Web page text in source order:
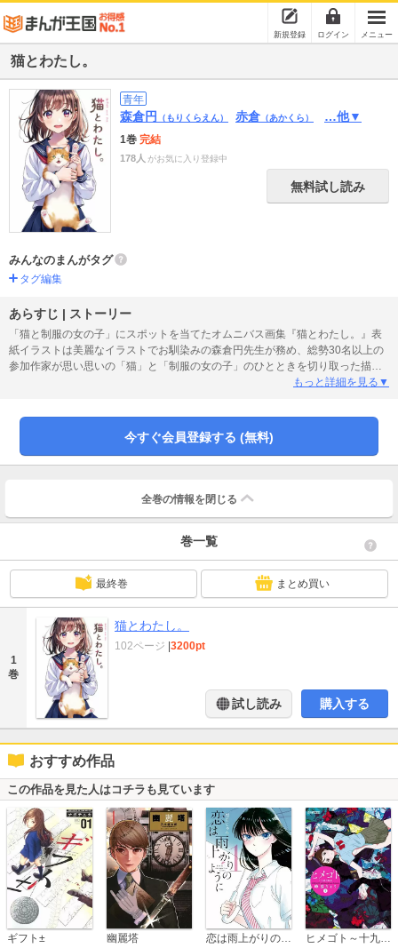
新規登録 ログイン メニュー
猫とわたし。
青年
森倉円 （もりくらえん） 赤倉 （あかくら） …他▼
1巻 完結
178人 がお気に入り登録中
無料試し読み
みんなのまんがタグ
タグ編集
あらすじ | ストーリー
「猫と制服の女の子」にスポットを当てたオムニバス画集『猫とわたし。』表
紙イラストは美麗なイラストでお馴染みの森倉円先生が務め、総勢30名以上の
参加作家が思い思いの「猫」と「制服の女の子」のひとときを切り取った描き
下ろしイラストを多数収録。また2名の作家によるショートコミックも収録した
もっと詳細を見る▼
今すぐ会員登録する (無料)
全巻の情報を 閉じる
巻一覧
最終巻 まとめ買い
1
巻
猫とわたし。
102ページ 3200pt
試し読み 購入する
おすすめ作品
この作品を見た人はコチラも見ています
ギフト± 幽麗塔 恋は雨上がりのように ヒメゴト～十九歳の制服～